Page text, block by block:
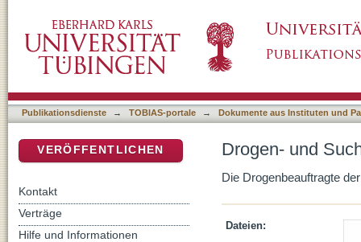
Publikationsdienste → TOBIAS-portale → Dokumente aus Instituten und
Drogen- und
Die Drogenbeauftragte
Dateien:
VERÖFFENTLICHEN
Kontakt
Verträge
Hilfe und Informationen